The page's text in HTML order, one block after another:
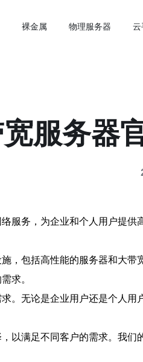
裸金属 物理服务器 云
服务器
服务，为企业和个人用户提
，包括高性能的服务器和大
求。
。无论是企业用户还是个人
以满足不同客户的需求。我